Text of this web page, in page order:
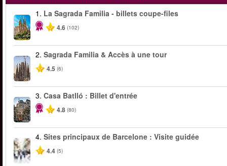
1. La Sagrada Familia - billets coupe-files
4.6 (102)
2. Sagrada Familia & Accès à une tour
4.5 (6)
3. Casa Batlló : Billet d'entrée
4.8 (80)
4. Sites principaux de Barcelone : Visite guidée
4.4 (5)